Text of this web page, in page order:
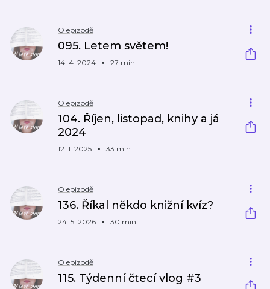
O epizodě
095. Letem světem!
14. 4. 2024 27 min
O epizodě
104. Říjen, listopad, knihy a já
2024
12. 1. 2025 33 min
O epizodě
136. Říkal někdo knižní kvíz?
24. 5. 2026 30 min
O epizodě
115. Týdenní čtecí vlog #3